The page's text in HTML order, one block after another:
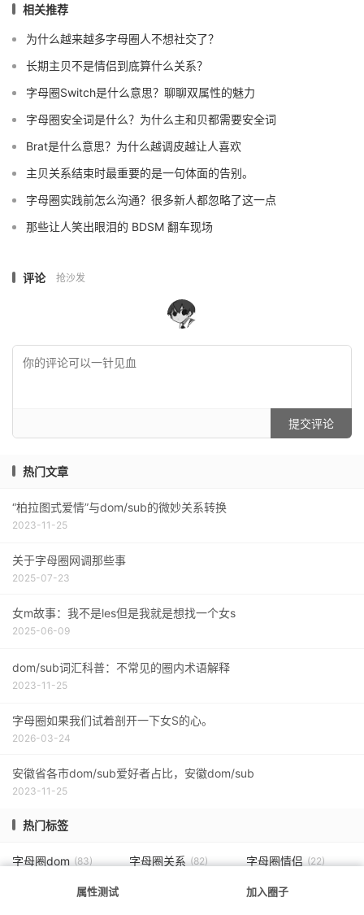
相关推荐
为什么越来越多字母圈人不想社交了？
长期主贝不是情侣到底算什么关系？
字母圈Switch是什么意思？聊聊双属性的魅力
字母圈安全词是什么？为什么主和贝都需要安全词
Brat是什么意思？为什么越调皮越让人喜欢
主贝关系结束时最重要的是一句体面的告别。
字母圈实践前怎么沟通？很多新人都忽略了这一点
那些让人笑出眼泪的 BDSM 翻车现场
评论 抢沙发
提交评论
热门文章
“柏拉图式爱情”与dom/sub的微妙关系转换
2023-11-25
关于字母圈网调那些事
2025-07-23
女m故事：我不是les但是我就是想找一个女s
2025-06-09
dom/sub词汇科普：不常见的圈内术语解释
2023-11-25
字母圈如果我们试着剖开一下女S的心。
2026-03-24
安徽省各市dom/sub爱好者占比，安徽dom/sub
2023-11-25
热门标签
字母圈dom (83) 字母圈关系 (82) 字母圈情侣 (22)
(19) 江苏字母圈
属性测试 加入圈子